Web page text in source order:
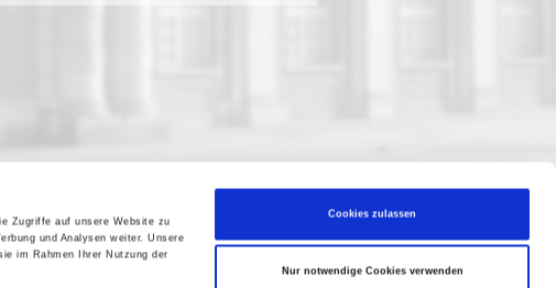
Zugriffe auf unsere Website zu
und Analysen weiter. Unsere
im Rahmen Ihrer Nutzung der
Cookies zulassen
Nur notwendige Cookies verwenden